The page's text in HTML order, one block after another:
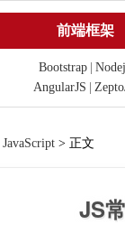
前端框架
Bootstrap
AngularJS
JavaScript > 正文
JS